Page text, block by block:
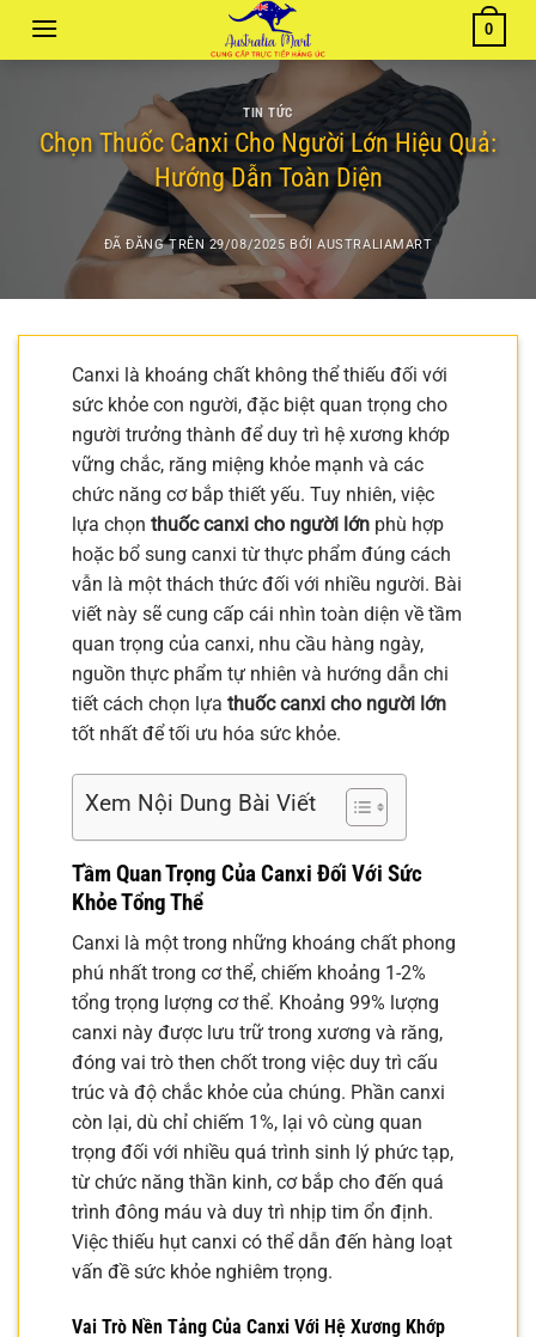
0
TIN TỨC
Chọn Thuốc Canxi Cho Người Lớn Hiệu Quả:
Hướng Dẫn Toàn Diện
ĐÃ ĐĂNG TRÊN 29/08/2025 BỞIAUSTRALIAMART
Canxi là khoáng chất không thể thiếu đối với
sức khỏe con người, đặc biệt quan trọng cho
người trưởng thành để duy trì hệ xương khớp
vững chắc, răng miệng khỏe mạnh và các
chức năng cơ bắp thiết yếu. Tuy nhiên, việc
lựa chọn thuốc canxi cho người lớn phù hợp
hoặc bổ sung canxi từ thực phẩm đúng cách
vẫn là một thách thức đối với nhiều người. Bài
viết này sẽ cung cấp cái nhìn toàn diện về tầm
quan trọng của canxi, nhu cầu hàng ngày,
nguồn thực phẩm tự nhiên và hướng dẫn chi
tiết cách chọn lựa thuốc canxi cho người lớn
tốt nhất để tối ưu hóa sức khỏe.
Xem Nội Dung Bài Viết
Tầm Quan Trọng Của Canxi Đối Với Sức
Khỏe Tổng Thể
Canxi là một trong những khoáng chất phong
phú nhất trong cơ thể, chiếm khoảng 1-2%
tổng trọng lượng cơ thể. Khoảng 99% lượng
canxi này được lưu trữ trong xương và răng,
đóng vai trò then chốt trong việc duy trì cấu
trúc và độ chắc khỏe của chúng. Phần canxi
còn lại, dù chỉ chiếm 1%, lại vô cùng quan
trọng đối với nhiều quá trình sinh lý phức tạp,
từ chức năng thần kinh, cơ bắp cho đến quá
trình đông máu và duy trì nhịp tim ổn định.
Việc thiếu hụt canxi có thể dẫn đến hàng loạt
vấn đề sức khỏe nghiêm trọng.
Vai Trò Nền Tảng Của Canxi Với Hệ Xương Khớp